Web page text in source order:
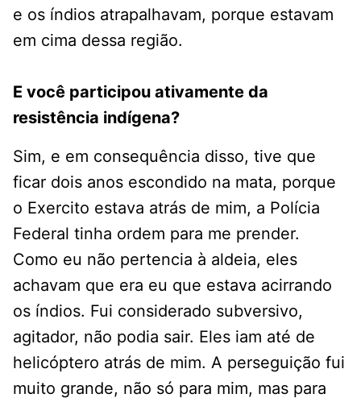
e os índios atrapalhavam, porque estavam
em cima dessa região.
E você participou ativamente da
resistência indígena?
Sim, e em consequência disso, tive que
ficar dois anos escondido na mata, porque
o Exercito estava atrás de mim, a Polícia
Federal tinha ordem para me prender.
Como eu não pertencia à aldeia, eles
achavam que era eu que estava acirrando
os índios. Fui considerado subversivo,
agitador, não podia sair. Eles iam até de
helicóptero atrás de mim. A perseguição fui
muito grande, não só para mim, mas para